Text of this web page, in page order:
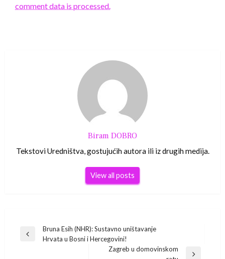
comment data is processed.
Biram DOBRO
Tekstovi Uredništva, gostujućih autora ili iz drugih medija.
View all posts
Navigacija
Previous
Bruna Esih (NHR): Sustavno uništavanje
Hrvata u Bosni i Hercegovini!
Zagreb u domovinskom